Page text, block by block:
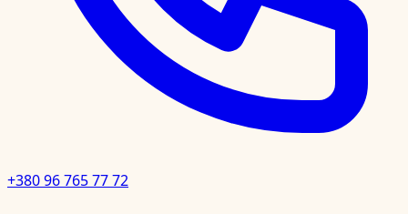
+380 96 765 77 72